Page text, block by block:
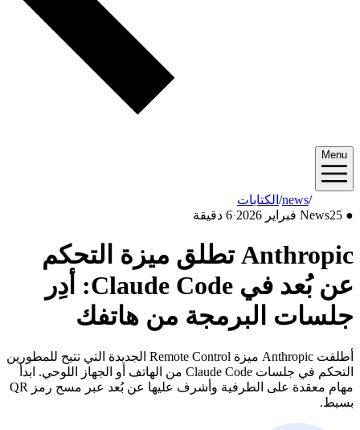
Menu
الكتابات/news
●
News25 فبراير 2026 ·6 دقيقة
Anthropic تطلق ميزة التحكم
عن بُعد في Claude Code: أدِر
جلسات البرمجة من هاتفك
أطلقت Anthropic ميزة Remote Control الجديدة التي تتيح للمطورين
التحكم في جلسات Claude Code من الهاتف أو الجهاز اللوحي. ابدأ
مهام معقدة على الطرفية وأشرف عليها عن بُعد عبر مسح رمز QR
بسيط.